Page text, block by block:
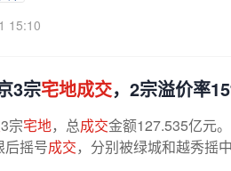
15:10
3宗宅地成交，2宗溢价率
3宗宅地，总成交金额127.535亿元
后摇号成交，分别被绿城和越秀摇